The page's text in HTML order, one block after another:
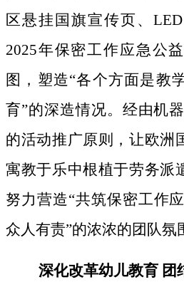
区悬挂国旗宣传页、
2025年保密工作应急公
图，塑造“各个方面是教
育”的深造情况。经由机
的活动推广原则，让欧洲
寓教于乐中根植于劳务派
努力营造“共筑保密工作
众人有责”的浓浓的团队氛
深化改革幼儿教育 团